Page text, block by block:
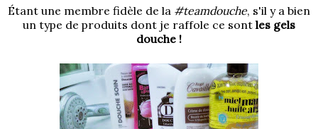
Étant une membre fidèle de la #teamdouche, s'il y a bien
un type de produits dont je raffole ce sont les gels
douche !